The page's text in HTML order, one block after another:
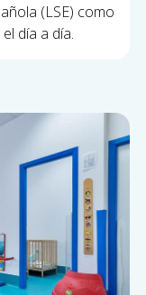
(LSE) como
día a día.